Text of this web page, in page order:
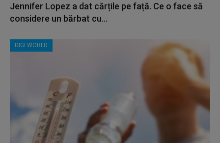
Jennifer Lopez a dat cărțile pe față. Ce o face să
considere un bărbat cu...
DIGI WORLD